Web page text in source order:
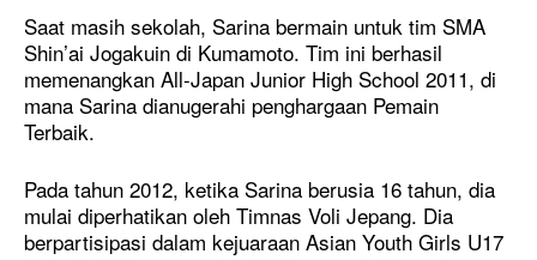
Saat masih sekolah, Sarina bermain untuk tim SMA
Shin’ai Jogakuin di Kumamoto. Tim ini berhasil
memenangkan All-Japan Junior High School 2011, di
mana Sarina dianugerahi penghargaan Pemain
Terbaik.
Pada tahun 2012, ketika Sarina berusia 16 tahun, dia
mulai diperhatikan oleh Timnas Voli Jepang. Dia
berpartisipasi dalam kejuaraan Asian Youth Girls U17